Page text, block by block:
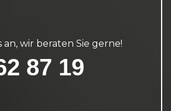
an, wir beraten Sie gerne!
87 19